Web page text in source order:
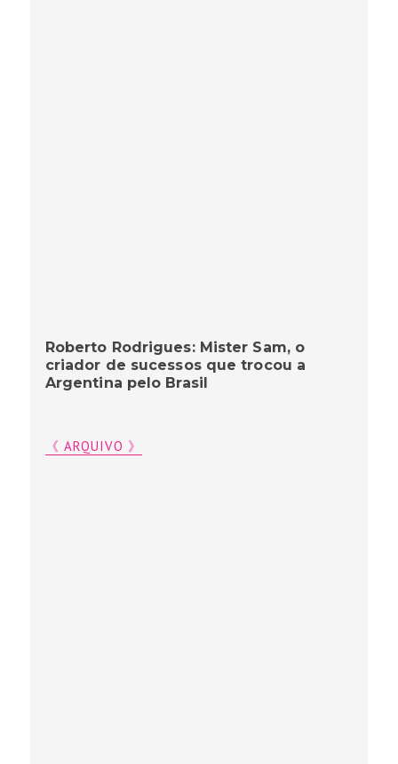
Roberto Rodrigues: Mister Sam, o
criador de sucessos que trocou a
Argentina pelo Brasil
《 ARQUIVO 》